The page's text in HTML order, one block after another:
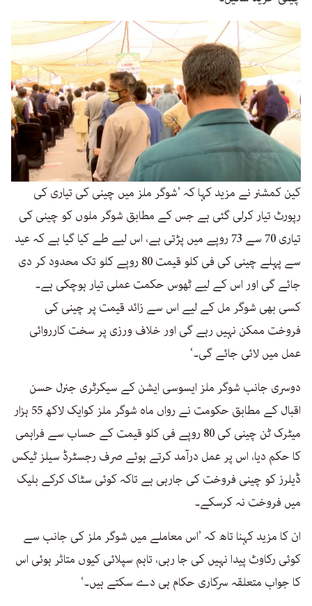
کین کمشنر نے مزید کہا کہ ’شوگر ملز میں چینی کی تیاری کی
رپورٹ تیار کرلی گئی ہے جس کے مطابق شوگر ملوں کو چینی کی
تیاری 70 سے 73 روپے میں پڑتی ہے، اس لیے طے کیا گیا ہے کہ عید
سے پہلے چینی کی فی کلو قیمت 80 روپے کلو تک محدود کر دی
جائے گی اور اس کے لیے ٹھوس حکمت عملی تیار ہوچکی ہے۔
کسی بھی شوگر مل کے لیے اس سے زائد قیمت پر چینی کی
فروخت ممکن نہیں رہے گی اور خلاف ورزی پر سخت کارروائی
عمل میں لائی جائے گی۔‘
دوسری جانب شوگر ملز ایسوسی ایشن کے سیکرٹری جنرل حسن
اقبال کے مطابق حکومت نے رواں ماہ شوگر ملز کوایک لاکھ 55 ہزار
میٹرک ٹن چینی کی 80 روپے فی کلو قیمت کے حساب سے فراہمی
کا حکم دیا، اس پر عمل درآمد کرتے ہوئے صرف رجسٹرڈ سیلز ٹیکس
ڈیلرز کو چینی فروخت کی جارہی ہے تاکہ کوئی سٹاک کرکے بلیک
میں فروخت نہ کرسکے۔
ان کا مزید کہنا تاھ کہ ’اس معاملے میں شوگر ملز کی جانب سے
کوئی رکاوٹ پیدا نہیں کی جا رہی، تاہم سپلائی کیوں متاثر ہوئی اس
کا جواب متعلقہ سرکاری حکام ہی دے سکتے ہیں۔‘